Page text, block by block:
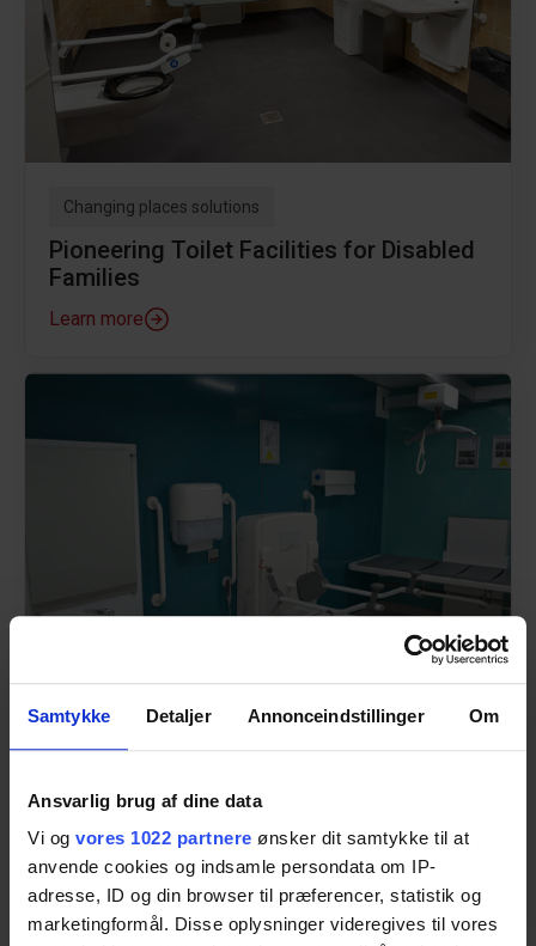
Samtykke Detaljer Annonceindstillinger Om
Ansvarlig brug af dine data
Vi og vores 1022 partnere ønsker dit samtykke til at
anvende cookies og indsamle persondata om IP-
adresse, ID og din browser til præferencer, statistik og
marketingformål. Disse oplysninger videregives til vores
Changing places solutions
Pioneering Toilet Facilities for Disabled
Families
Learn more
Changing Places facility at Burton
University Hospital
Learn more